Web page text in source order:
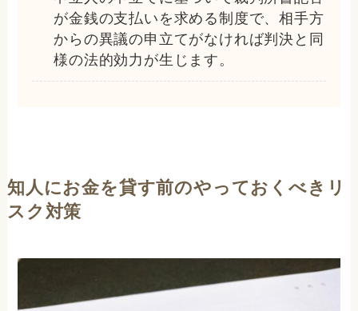
が金銭の支払いを求める制度で、相手方
からの異議の申立てがなければ判決と同
様の法的効力が生じます。
知人にお金を貸す前のやっておくべきリ
スク対策